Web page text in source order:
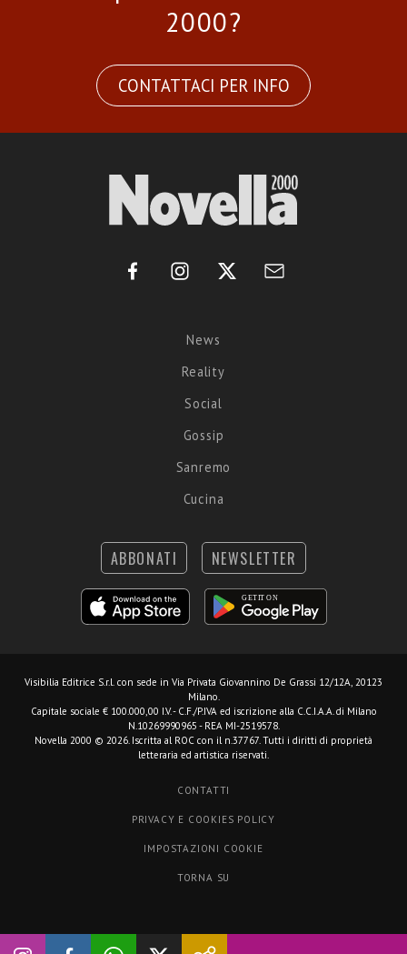
2000?
CONTATTACI PER INFO
News
Reality
Social
Gossip
Sanremo
Cucina
ABBONATI NEWSLETTER
Visibilia Editrice S.r.l. con sede in Via Privata Giovannino De Grassi 12/12A, 20123
Milano.
Capitale sociale € 100.000,00 I.V. - C.F./P.IVA ed iscrizione alla C.C.I.A.A. di Milano
N.10269990965 - REA MI-2519578.
Novella 2000 © 2026. Iscritta al ROC con il n.37767. Tutti i diritti di proprietà
letteraria ed artistica riservati.
CONTATTI
PRIVACY E COOKIES POLICY
IMPOSTAZIONI COOKIE
TORNA SU